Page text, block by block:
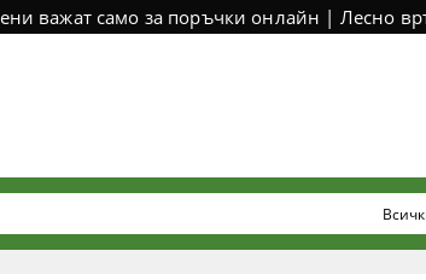
важат само за поръчки онлайн |